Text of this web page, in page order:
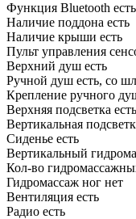
Функция Bluetooth есть
Наличие поддона есть
Наличие крыши есть
Пульт управления
Верхний душ есть
Ручной душ есть, со
Крепление ручного
Верхняя подсветка есть
Вертикальная
Сиденье есть
Вертикальный
Кол-во
Гидромассаж ног нет
Вентиляция есть
Радио есть